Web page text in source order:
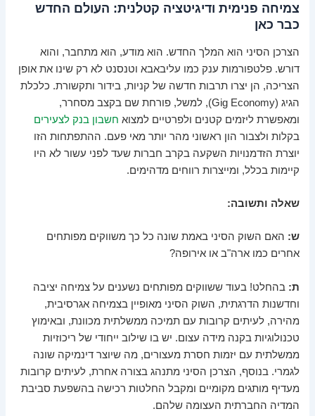
צמיחה פנימית ודיגיטציה קטלנית: העולם החדש
כבר כאן
הצרכן הסיני הוא המלך החדש. הוא מודע, הוא מתחבר, והוא
דורש. פלטפורמות ענק כמו עליבאבא וטנסנט לא רק שינו את אופן
הצריכה, הן יצרו תרבות חדשה של קניות, בידור ותקשורת. כלכלת
הגיג (Gig Economy), למשל, פורחת שם בקצב מסחרר,
ומאפשרת ליזמים קטנים ולפרטיים למצוא חשבון בנק לצעירים
בקלות ולצבור הון ראשוני מהר יותר מאי פעם. ההתפתחות הזו
יוצרת הזדמנויות השקעה בקרב חברות שעד לפני עשור לא היו
קיימות בכלל, ומייצרות רווחים מדהימים.
שאלה ותשובה:
ש: האם השוק הסיני באמת שונה כל כך משווקים מפותחים
אחרים כמו ארה"ב או אירופה?
ת: בהחלט! בעוד ששווקים מפותחים נשענים על צמיחה יציבה
וחדשנות הדרגתית, השוק הסיני מאופיין בצמיחה אגרסיבית,
מהירה, לעיתים קרובות עם תמיכה ממשלתית מכוונת, ובאימוץ
טכנולוגיות בקנה מידה עצום. יש בו שילוב ייחודי של ריכוזיות
ממשלתית עם יזמות חסרת מעצורים, מה שיוצר דינמיקה שונה
לגמרי. בנוסף, הצרכן הסיני מתנהג בצורה אחרת, לעיתים קרובות
מעדיף מותגים מקומיים ומקבל החלטות רכישה בהשפעת סביבת
המדיה החברתית העצומה שלהם.